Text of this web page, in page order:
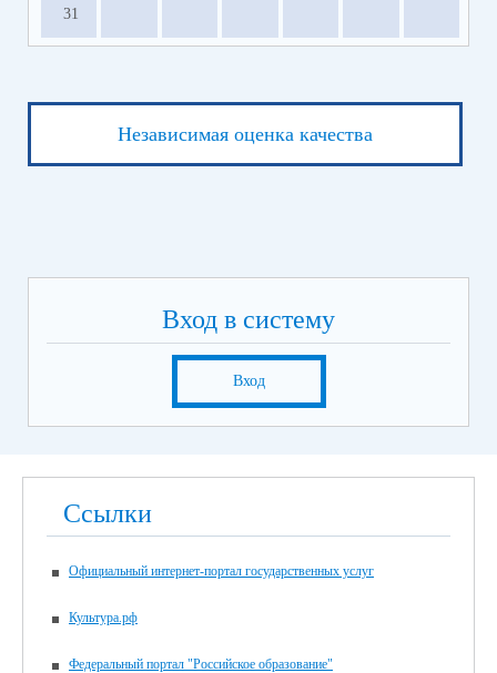
31
Независимая оценка качества
Вход в систему
Вход
Ссылки
Официальный интернет-портал государственных услуг
Культура.рф
Федеральный портал "Российское образование"